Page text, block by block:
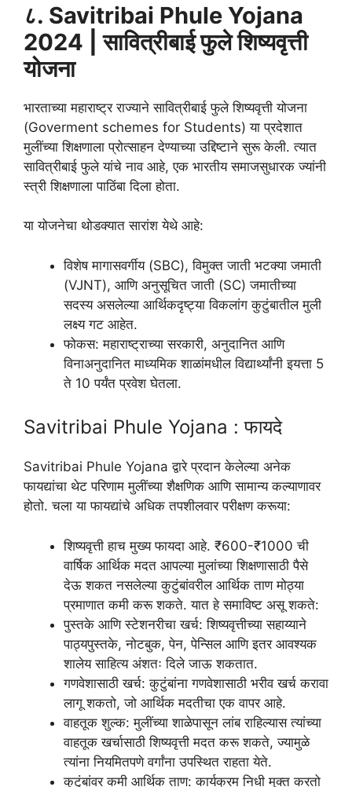
८. Savitribai Phule Yojana
2024 | सावित्रीबाई फुले शिष्यवृत्ती
योजना
भारताच्या महाराष्ट्र राज्याने सावित्रीबाई फुले शिष्यवृत्ती योजना
(Goverment schemes for Students) या प्रदेशात
मुलींच्या शिक्षणाला प्रोत्साहन देण्याच्या उद्दिष्टाने सुरू केली. त्यात
सावित्रीबाई फुले यांचे नाव आहे, एक भारतीय समाजसुधारक ज्यांनी
स्त्री शिक्षणाला पाठिंबा दिला होता.
या योजनेचा थोडक्यात सारांश येथे आहे:
विशेष मागासवर्गीय (SBC), विमुक्त जाती भटक्या जमाती
(VJNT), आणि अनुसूचित जाती (SC) जमातीच्या
सदस्य असलेल्या आर्थिकदृष्ट्या विकलांग कुटुंबातील मुली
लक्ष्य गट आहेत.
फोकस: महाराष्ट्राच्या सरकारी, अनुदानित आणि
विनाअनुदानित माध्यमिक शाळांमधील विद्यार्थ्यांनी इयत्ता 5
ते 10 पर्यंत प्रवेश घेतला.
Savitribai Phule Yojana : फायदे
Savitribai Phule Yojana द्वारे प्रदान केलेल्या अनेक
फायद्यांचा थेट परिणाम मुलींच्या शैक्षणिक आणि सामान्य कल्याणावर
होतो. चला या फायद्यांचे अधिक तपशीलवार परीक्षण करूया:
शिष्यवृत्ती हाच मुख्य फायदा आहे. ₹600-₹1000 ची
वार्षिक आर्थिक मदत आपल्या मुलांच्या शिक्षणासाठी पैसे
देऊ शकत नसलेल्या कुटुंबांवरील आर्थिक ताण मोठ्या
प्रमाणात कमी करू शकते. यात हे समाविष्ट असू शकते:
पुस्तके आणि स्टेशनरीचा खर्च: शिष्यवृत्तीच्या सहाय्याने
पाठ्यपुस्तके, नोटबुक, पेन, पेन्सिल आणि इतर आवश्यक
शालेय साहित्य अंशतः दिले जाऊ शकतात.
गणवेशासाठी खर्च: कुटुंबांना गणवेशासाठी भरीव खर्च करावा
लागू शकतो, जो आर्थिक मदतीचा एक वापर आहे.
वाहतूक शुल्क: मुलींच्या शाळेपासून लांब राहिल्यास त्यांच्या
वाहतूक खर्चासाठी शिष्यवृत्ती मदत करू शकते, ज्यामुळे
त्यांना नियमितपणे वर्गांना उपस्थित राहता येते.
कुटुंबांवर कमी आर्थिक ताण: कार्यक्रम निधी मुक्त करतो